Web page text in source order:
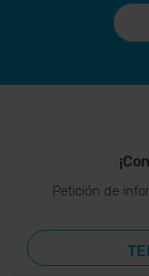
Petición de